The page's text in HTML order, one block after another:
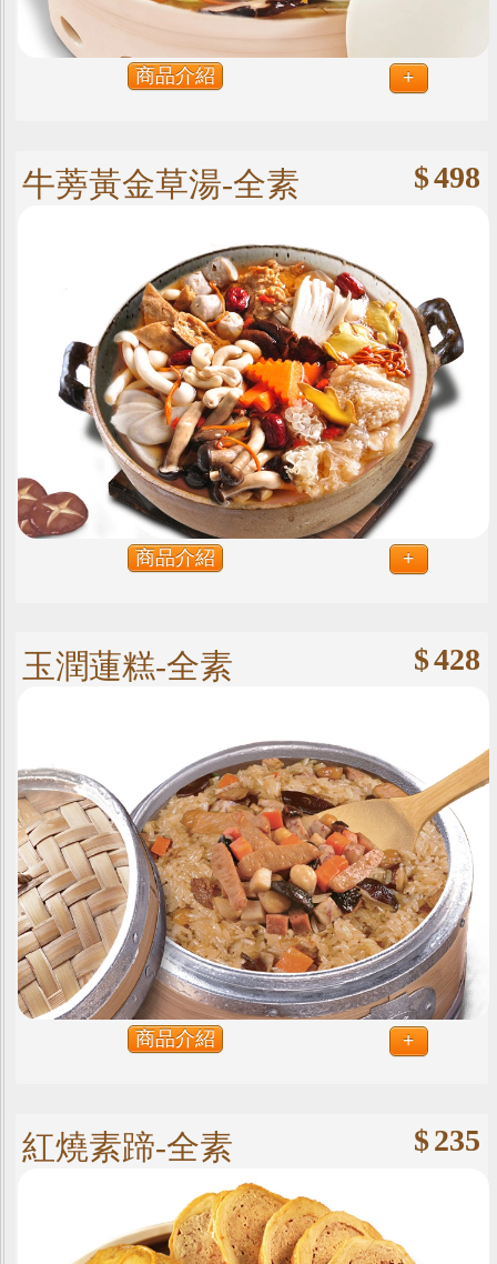
商品介紹 +
牛蒡黃金草湯-全素
商品介紹 +
$498
玉潤蓮糕-全素
商品介紹 +
$428
紅燒素蹄-全素 $235